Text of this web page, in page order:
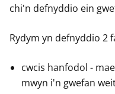
w
chi'n defnyddio ein
Rydym yn defnyddio 2
cwcis hanfodol -
mwyn i'n gwefan